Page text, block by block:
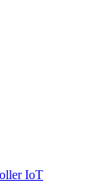
IoT